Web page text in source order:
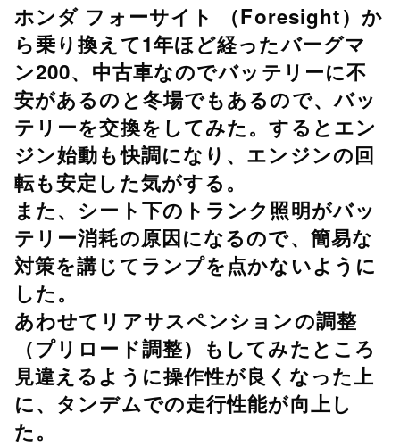
ホンダ フォーサイト （Foresight）か
ら乗り換えて1年ほど経ったバーグマ
ン200、中古車なのでバッテリーに不
安があるのと冬場でもあるので、バッ
テリーを交換をしてみた。するとエン
ジン始動も快調になり、エンジンの回
転も安定した気がする。
また、シート下のトランク照明がバッ
テリー消耗の原因になるので、簡易な
対策を講じてランプを点かないように
した。
あわせてリアサスペンションの調整
（プリロード調整）もしてみたところ
見違えるように操作性が良くなった上
に、タンデムでの走行性能が向上し
た。